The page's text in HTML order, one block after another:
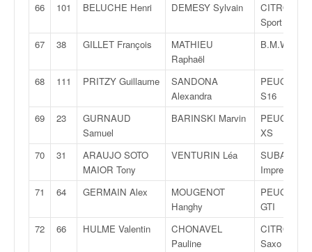
66
101 BELUCHE Henri DEMESY Sylvain
CITROËN
Sport
67
38 GILLET François
MATHIEU
Raphaël
B.M.W. M3
68 111 PRITZY Guillaume
SANDONA
Alexandra
PEUGEOT
S16
69
23
GURNAUD
Samuel
BARINSKI Marvin
PEUGEOT
XS
70
31
ARAUJO SOTO
MAIOR Tony
VENTURIN Léa
SUBARU
Impreza
71
64 GERMAIN Alex
MOUGENOT
Hanghy
PEUGEOT
GTI
72
66 HULME Valentin
CHONAVEL
Pauline
CITROËN
Saxo VTS